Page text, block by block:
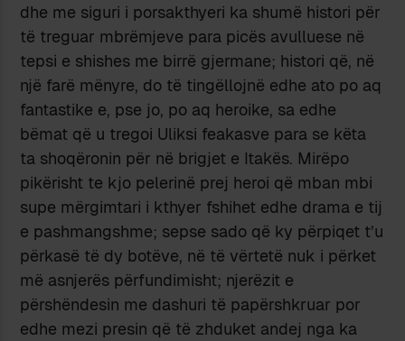
dhe me siguri i porsakthyeri ka shumë histori për
të treguar mbrëmjeve para picës avulluese në
tepsi e shishes me birrë gjermane; histori që, në
një farë mënyre, do të tingëllojnë edhe ato po aq
fantastike e, pse jo, po aq heroike, sa edhe
bëmat që u tregoi Uliksi feakasve para se këta
ta shoqëronin për në brigjet e Itakës. Mirëpo
pikërisht te kjo pelerinë prej heroi që mban mbi
supe mërgimtari i kthyer fshihet edhe drama e tij
e pashmangshme; sepse sado që ky përpiqet t’u
përkasë të dy botëve, në të vërtetë nuk i përket
më asnjerës përfundimisht; njerëzit e
përshëndesin me dashuri të papërshkruar por
edhe mezi presin që të zhduket andej nga ka